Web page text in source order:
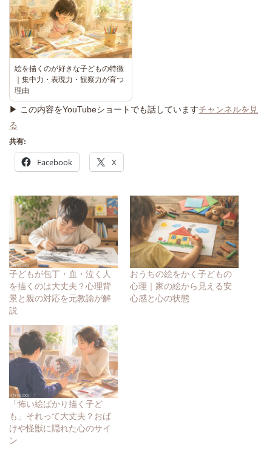
絵を描くのが好きな子どもの特徴
｜集中力・表現力・観察力が育つ
理由
▶ この内容をYouTubeショートでも話していますチャンネルを見
る
共有:
Facebook X
子どもが包丁・血・泣く人
を描くのは大丈夫？心理背
景と親の対応を元教諭が解
説
おうちの絵をかく子どもの
心理｜家の絵から見える安
心感と心の状態
「怖い絵ばかり描く子ど
も」それって大丈夫？おば
けや怪獣に隠れた心のサイ
ン